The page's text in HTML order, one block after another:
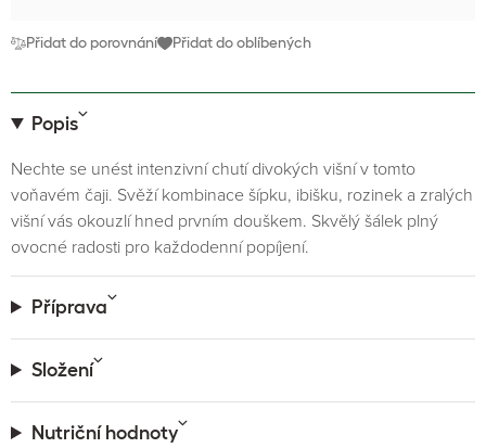
Přidat do porovnání Přidat do oblíbených
Popis
Nechte se unést intenzivní chutí divokých višní v tomto
voňavém čaji. Svěží kombinace šípku, ibišku, rozinek a zralých
višní vás okouzlí hned prvním douškem. Skvělý šálek plný
ovocné radosti pro každodenní popíjení.
Příprava
Složení
Nutriční hodnoty